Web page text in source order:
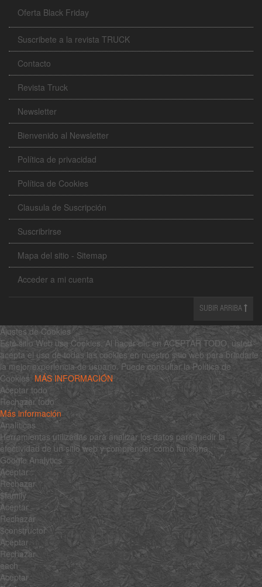
Oferta Black Friday
Suscribete a la revista TRUCK
Contacto
Revista Truck
Newsletter
Bienvenido al Newsletter
Política de privacidad
Política de Cookies
Clausula de Suscripción
Suscribrirse
Mapa del sitio - Sitemap
Acceder a mi cuenta
SUBIR ARRIBA
Ajustes de Cookies
Este sitio Web usa Cookies. Al hacer clic en ACEPTAR TODO, usted
acepta el uso de todas las cookies en nuestro sitio web para brindarle
la mejor experiencia de usuario. Puede consultar la Política de
Cookies: MÁS INFORMACIÓN
Aceptar todo
Rechazar todo
Más información
Analíticas
Herramientas utilizadas para analizar los datos para medir la
efectividad de un sitio web y comprender cómo funciona.
Google Analytics
Aceptar
Rechazar
$family
Aceptar
Rechazar
$constructor
Aceptar
Rechazar
each
Aceptar